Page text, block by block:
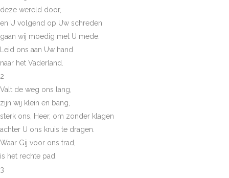
deze wereld door,
en U volgend op Uw schreden
gaan wij moedig met U mede.
Leid ons aan Uw hand
naar het Vaderland.
2
Valt de weg ons lang,
zijn wij klein en bang,
sterk ons, Heer, om zonder klagen
achter U ons kruis te dragen.
Waar Gij voor ons trad,
is het rechte pad.
3